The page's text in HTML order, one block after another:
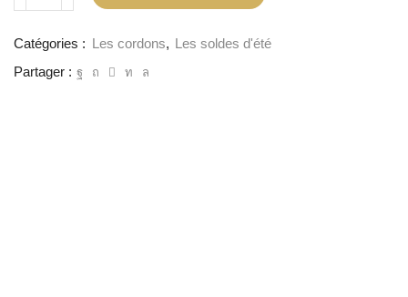
Catégories : Les cordons,
Les soldes d'été
Partager :